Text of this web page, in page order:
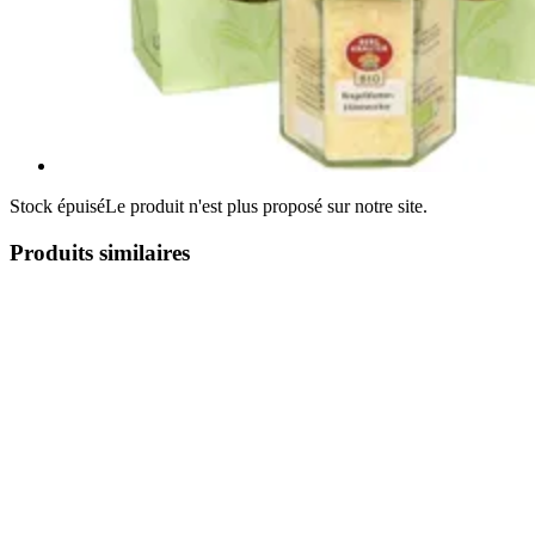
Stock épuiséLe produit n'est plus proposé sur notre site.
Produits similaires